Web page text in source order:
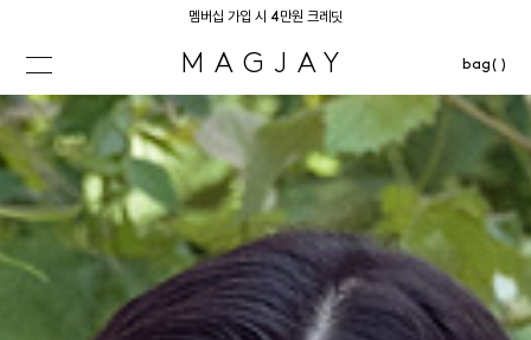
멤버십 가입 시 4만원 크레딧
MAGJAY bag( )